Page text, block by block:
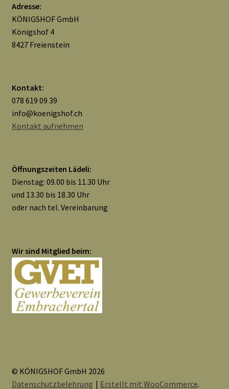
Adresse:
KÖNIGSHOF GmbH
Königshof 4
8427 Freienstein
Kontakt:
078 619 09 39
info@koenigshof.ch
Kontakt aufnehmen
Öffnungszeiten Lädeli:
Dienstag: 09.00 bis 11.30 Uhr
und 13.30 bis 18.30 Uhr
oder nach tel. Vereinbarung
Wir sind Mitglied beim:
© KÖNIGSHOF GmbH 2026
Datenschutzbelehrung
Erstellt mit WooCommerce.